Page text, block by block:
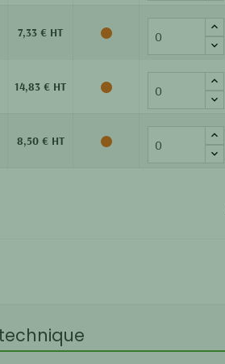
7,33 € HT
14,83 € HT
8,50 € HT